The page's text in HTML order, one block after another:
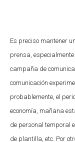
Es preciso mantener
prensa,
campaña de
comunicación
probablemente, el
economía, mañana
de personal temporal
de plantilla, etc. Por